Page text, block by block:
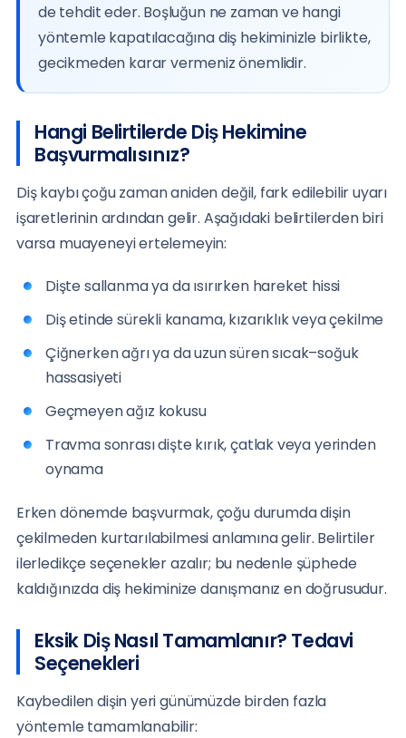
de tehdit eder. Boşluğun ne zaman ve hangi
yöntemle kapatılacağına diş hekiminizle birlikte,
gecikmeden karar vermeniz önemlidir.
Hangi Belirtilerde Diş Hekimine
Başvurmalısınız?
Diş kaybı çoğu zaman aniden değil, fark edilebilir uyarı
işaretlerinin ardından gelir. Aşağıdaki belirtilerden biri
varsa muayeneyi ertelemeyin:
Dişte sallanma ya da ısırırken hareket hissi
Diş etinde sürekli kanama, kızarıklık veya çekilme
Çiğnerken ağrı ya da uzun süren sıcak–soğuk
hassasiyeti
Geçmeyen ağız kokusu
Travma sonrası dişte kırık, çatlak veya yerinden
oynama
Erken dönemde başvurmak, çoğu durumda dişin
çekilmeden kurtarılabilmesi anlamına gelir. Belirtiler
ilerledikçe seçenekler azalır; bu nedenle şüphede
kaldığınızda diş hekiminize danışmanız en doğrusudur.
Eksik Diş Nasıl Tamamlanır? Tedavi
Seçenekleri
Kaybedilen dişin yeri günümüzde birden fazla
yöntemle tamamlanabilir: